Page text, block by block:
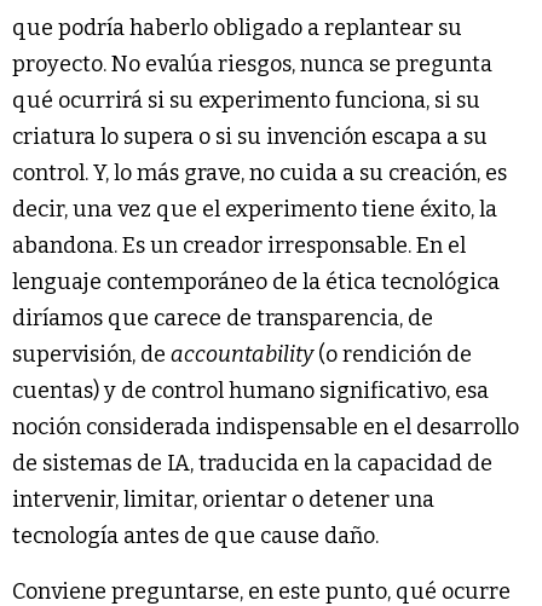
que podría haberlo obligado a replantear su
proyecto. No evalúa riesgos, nunca se pregunta
qué ocurrirá si su experimento funciona, si su
criatura lo supera o si su invención escapa a su
control. Y, lo más grave, no cuida a su creación, es
decir, una vez que el experimento tiene éxito, la
abandona. Es un creador irresponsable. En el
lenguaje contemporáneo de la ética tecnológica
diríamos que carece de transparencia, de
supervisión, de accountability(o rendición de
cuentas) y de control humano significativo, esa
noción considerada indispensable en el desarrollo
de sistemas de IA, traducida en la capacidad de
intervenir, limitar, orientar o detener una
tecnología antes de que cause daño.
Conviene preguntarse, en este punto, qué ocurre